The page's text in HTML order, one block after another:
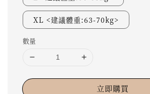
XL <建議體重:63-70kg>
數量
立即購買